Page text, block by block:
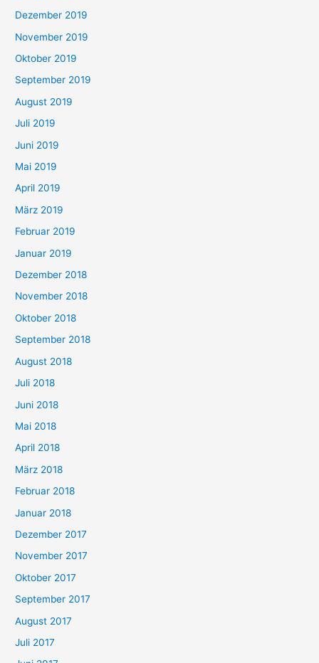
Dezember 2019
November 2019
Oktober 2019
September 2019
August 2019
Juli 2019
Juni 2019
Mai 2019
April 2019
März 2019
Februar 2019
Januar 2019
Dezember 2018
November 2018
Oktober 2018
September 2018
August 2018
Juli 2018
Juni 2018
Mai 2018
April 2018
März 2018
Februar 2018
Januar 2018
Dezember 2017
November 2017
Oktober 2017
September 2017
August 2017
Juli 2017